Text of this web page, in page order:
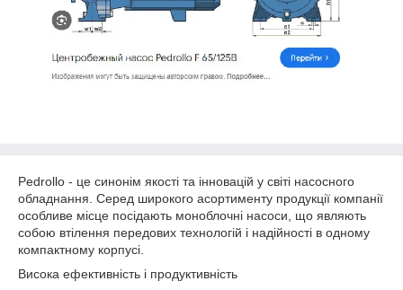
Pedrollo - це синонім якості та інновацій у світі насосного
обладнання. Серед широкого асортименту продукції компанії
особливе місце посідають моноблочні насоси, що являють
собою втілення передових технологій і надійності в одному
компактному корпусі.
Висока ефективність і продуктивність